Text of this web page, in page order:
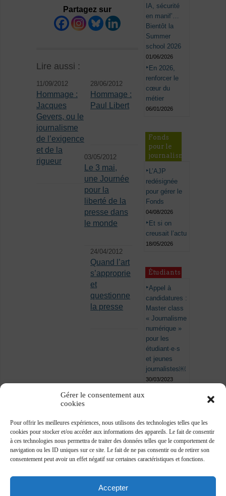
Gérer le consentement aux
cookies
Pour offrir les meilleures expériences, nous utilisons des technologies telles que les
cookies pour stocker et/ou accéder aux informations des appareils. Le fait de consentir
à ces technologies nous permettra de traiter des données telles que le comportement de
navigation ou les ID uniques sur ce site. Le fait de ne pas consentir ou de retirer son
consentement peut avoir un effet négatif sur certaines caractéristiques et fonctions.
Accepter
Partagez sur
Lire aussi :
11/09/2012
Hommage :
Jacques
Gevers, ou le
journalisme
de l’exigence
et de la
rigueur
28/06/2012
Hommage :
Paul Libert
03/05/2012
Le 3 mai,
une Journée
pour la
liberté de la
presse dans
le monde
24/04/2012
Quand l’art
s’approprie
et
questionne
la presse
IA, sécurité
en manif’…
Bientôt la
Summer
school 2026
01/06/2026
En 2026,
renforcer le
cœur du
métier
06/01/2026
Fonds
pour le
journalisme
L’AJP
redésignée
pour gérer le
Fonds
04/08/2026
Et si on
creusait l’actu
18/05/2026
Étudiants
Appel à
candidatures :
Master class
« Journalisme
numérique »
pour les
étudiant·e·s
et jeunes
journalistes￼
30/03/2023